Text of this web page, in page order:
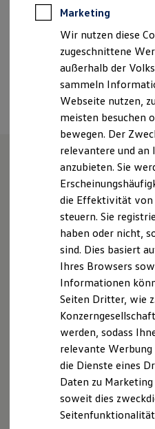
Reparatur & Service
Sommer-Special
Reparatur,
Servicetermin
Service-
ServicePlus
Economy
Räder &
Ersatzfahrzeuge
Notdienst und
Software,
California App
VW Connect
VW Connect
VW Connect
Fleet
Multistop
Übersicht
Digitales
XTL-
Ersatzteile und
Original Zubehör
myVolkswagen
myVolkswagen
Elektrisch & Autonom
Unser Ansatz
+49 3381 2600100
Termin
Unsere
Überblick
Service
ServicePlus
Volkswagen Economy
Service
und
Marketing
Wir nutzen diese
zugeschnittene
außerhalb der
sammeln
Webseite nutzen,
meisten besuchen
bewegen. Der
relevantere und an
anzubieten. Sie
die Effektivität von
steuern. Sie
haben oder nicht,
sind. Dies basiert
Ihres Browsers
Informationen
Seiten Dritter, wie
werden, sodass
relevante
die Dienste eines
Daten zu
soweit dies